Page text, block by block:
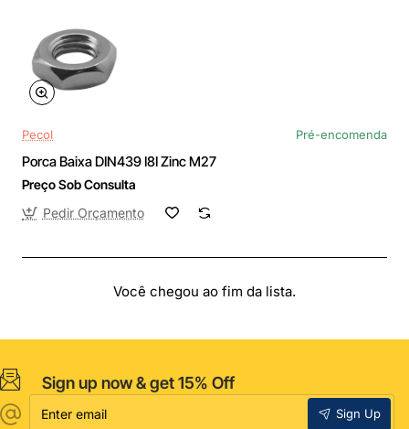
Pecol Pré-encomenda
Porca Baixa DIN439 I8I Zinc M27
Preço Sob Consulta
Pedir Orçamento
Você chegou ao fim da lista.
Sign up now & get 15% Off
Enter
email
Sign Up